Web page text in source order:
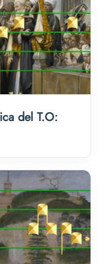
del T.O: